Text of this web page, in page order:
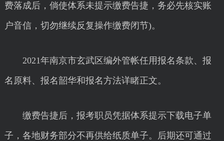
费落成后，倘使体系未提示缴费告捷，务必先核实账
户音信，切勿继续反复操作缴费闭节)。
2021年南京市玄武区编外管帐任用报名条款、报
名原料、报名韶华和报名方法详睹正文。
缴费告捷后，报考职员凭据体系提示下载电子单
子，各地财务部分不再供给纸质单子。后期还可通过